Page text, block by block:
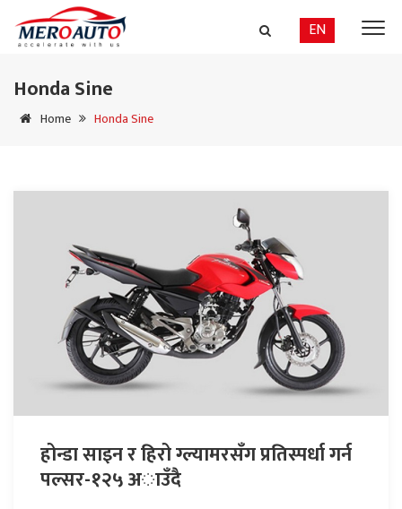
EN
Honda Sine
Home Honda Sine
होन्डा साइन र हिरो ग्ल्यामरसँग प्रतिस्पर्धा गर्न
पल्सर-१२५ अाउँदै